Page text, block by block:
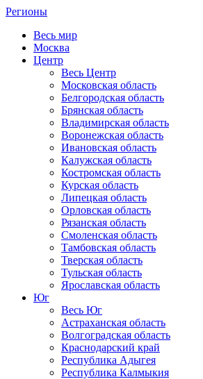
Регионы
Весь мир
Москва
Центр
Весь Центр
Московская область
Белгородская область
Брянская область
Владимирская область
Воронежская область
Ивановская область
Калужская область
Костромская область
Курская область
Липецкая область
Орловская область
Рязанская область
Смоленская область
Тамбовская область
Тверская область
Тульская область
Ярославская область
Юг
Весь Юг
Астраханская область
Волгоградская область
Краснодарский край
Республика Адыгея
Республика Калмыкия